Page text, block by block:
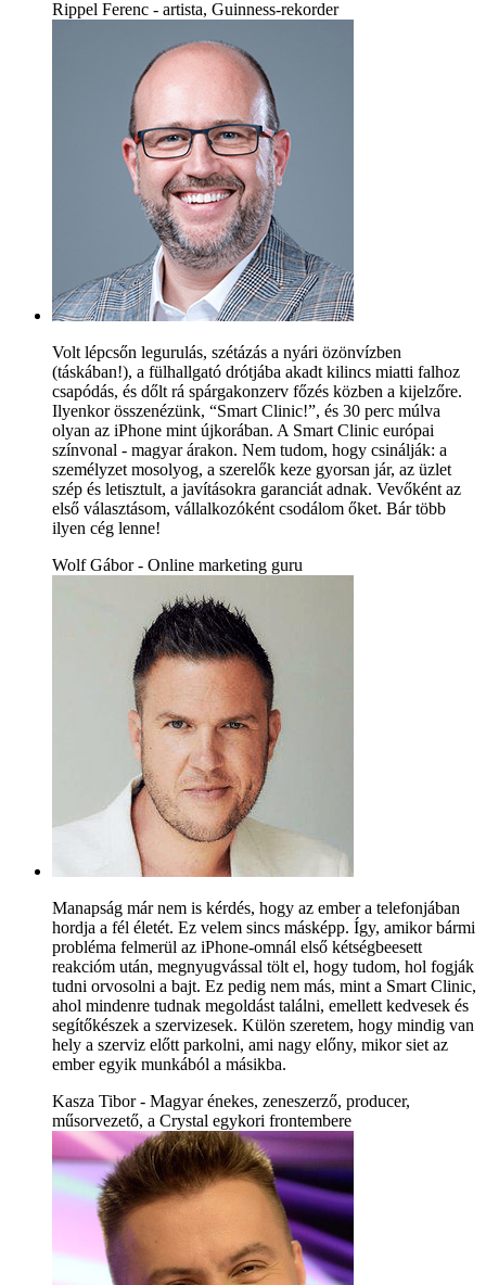
Rippel Ferenc - artista, Guinness-rekorder
Volt lépcsőn legurulás, szétázás a nyári özönvízben
(táskában!), a fülhallgató drótjába akadt kilincs miatti falhoz
csapódás, és dőlt rá spárgakonzerv főzés közben a kijelzőre.
Ilyenkor összenézünk, “Smart Clinic!”, és 30 perc múlva
olyan az iPhone mint újkorában. A Smart Clinic európai
színvonal - magyar árakon. Nem tudom, hogy csinálják: a
személyzet mosolyog, a szerelők keze gyorsan jár, az üzlet
szép és letisztult, a javításokra garanciát adnak. Vevőként az
első választásom, vállalkozóként csodálom őket. Bár több
ilyen cég lenne!
Wolf Gábor - Online marketing guru
Manapság már nem is kérdés, hogy az ember a telefonjában
hordja a fél életét. Ez velem sincs másképp. Így, amikor bármi
probléma felmerül az iPhone-omnál első kétségbeesett
reakcióm után, megnyugvással tölt el, hogy tudom, hol fogják
tudni orvosolni a bajt. Ez pedig nem más, mint a Smart Clinic,
ahol mindenre tudnak megoldást találni, emellett kedvesek és
segítőkészek a szervizesek. Külön szeretem, hogy mindig van
hely a szerviz előtt parkolni, ami nagy előny, mikor siet az
ember egyik munkából a másikba.
Kasza Tibor - Magyar énekes, zeneszerző, producer,
műsorvezető, a Crystal egykori frontembere